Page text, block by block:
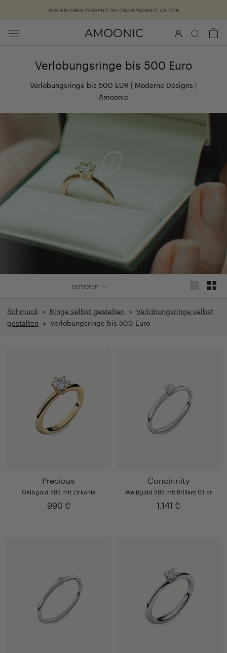
KOSTENLOSER VERSAND DEUTSCHLANDWEIT AB 125€
Verlobungsringe bis 500 Euro
Verlobungsringe bis 500 EUR | Moderne Designs |
Amoonic
sortieren
Schmuck > Ringe selbst gestalten > Verlobungsringe selbst
gestalten > Verlobungsringe bis 500 Euro
Precious
Gelbgold 585 mit Zirkonia
990 €
Concinnity
Weißgold 585 mit Brillant 0,1 ct
1.141 €